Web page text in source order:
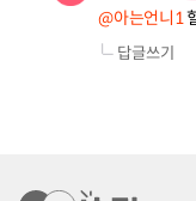
@아는언니1
답글쓰기